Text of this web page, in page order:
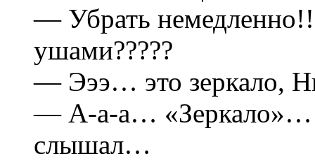
— Убрать
ушами?????
— Эээ… это зеркало,
— А-а-а…
слышал…